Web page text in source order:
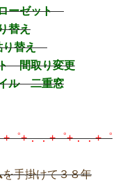
ーゼット
替え
り替え
間取り変更
ル 二重窓
゜+．．+゜+．．+゜
を手掛けて３８年